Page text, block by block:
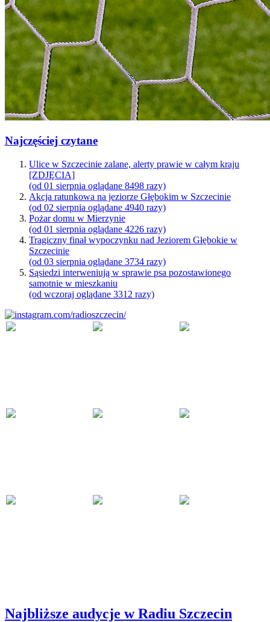
Najczęściej czytane
Ulice w Szczecinie zalane, alerty prawie w całym kraju
[ZDJĘCIA]
(od 01 sierpnia oglądane 8498 razy)
Akcja ratunkowa na jeziorze Głębokim w Szczecinie
(od 02 sierpnia oglądane 4940 razy)
Pożar domu w Mierzynie
(od 01 sierpnia oglądane 4226 razy)
Tragiczny finał wypoczynku nad Jeziorem Głębokie w
Szczecinie
(od 03 sierpnia oglądane 3734 razy)
Sąsiedzi interweniują w sprawie psa pozostawionego
samotnie w mieszkaniu
(od wczoraj oglądane 3312 razy)
Najbliższe audycje w Radiu Szczecin